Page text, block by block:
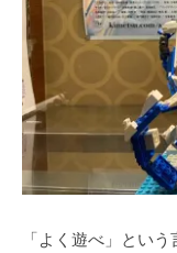
「よく遊べ」とい